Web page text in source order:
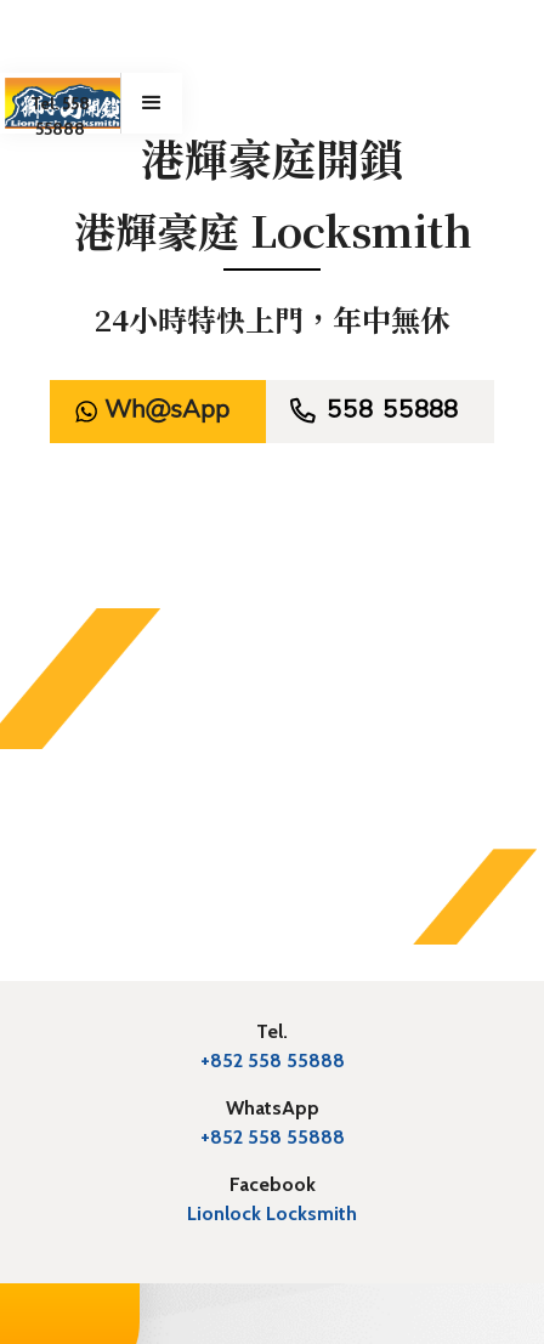
Tel. 558
55888
港輝豪庭開鎖
港輝豪庭 Locksmith
24小時特快上門，年中無休
WhatsApp  558 55888
Tel.
+852 558 55888
WhatsApp
+852 558 55888
Facebook
Lionlock Locksmith